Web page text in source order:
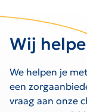
Wij
We helpen je
een
vraag aan onze